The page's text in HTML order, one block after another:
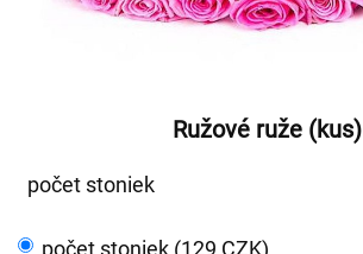
Ružové ruže (kus)
počet stoniek
počet stoniek (129 CZK)